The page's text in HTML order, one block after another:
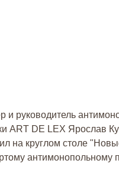
и руководитель
ART DE LEX Ярослав
на круглом столе
антимонопольному